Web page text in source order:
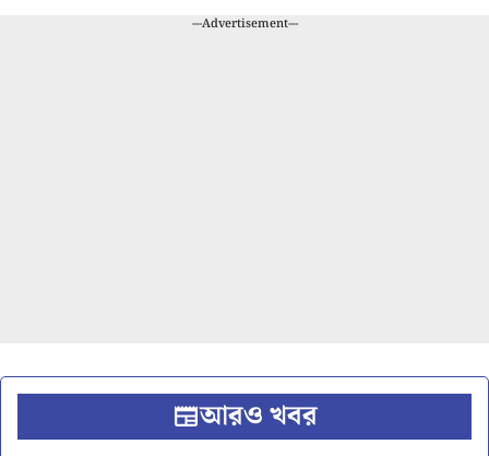
---Advertisement---
আরও খবর